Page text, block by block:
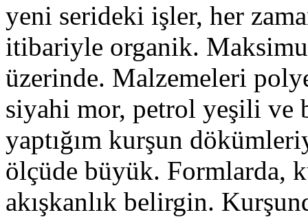
yeni serideki işler, her
itibariyle organik.
üzerinde. Malzemeleri
siyahi mor, petrol yeşili ve
yaptığım kurşun
ölçüde büyük. Formlarda,
akışkanlık belirgin.